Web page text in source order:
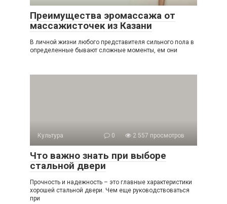
Преимущества эромассажа от
массажисточек из Казани
В личной жизни любого представителя сильного пола в
определенные бывают сложные моменты, ем они
Культура 0 2 557 просмотров
Что важно знать при выборе
стальной двери
Прочность и надежность – это главные характеристики
хорошей стальной двери. Чем еще руководствоваться
при